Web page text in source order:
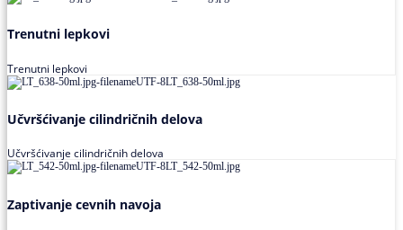
Trenutni lepkovi
Trenutni lepkovi
Učvršćivanje cilindričnih delova
Učvršćivanje cilindričnih delova
Zaptivanje cevnih navoja